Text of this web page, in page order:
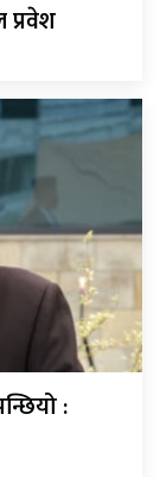
प्रवेश
: